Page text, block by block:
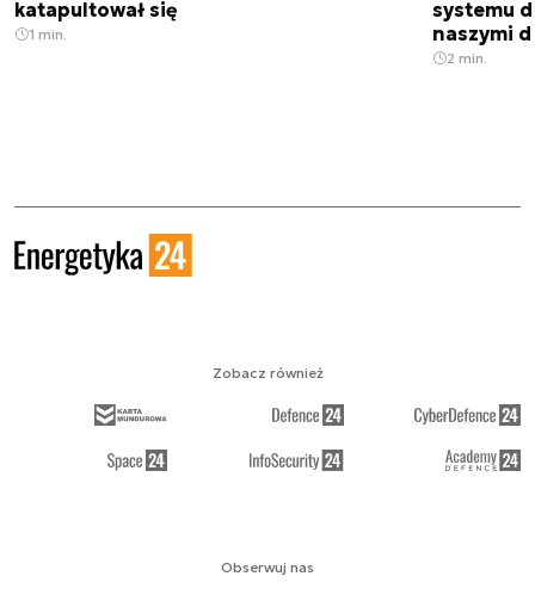
katapultował się
1 min.
systemu
naszymi
2 min.
Obserwuj nas
Zobacz również